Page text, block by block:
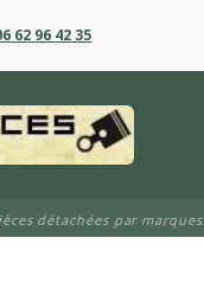
62 96 42 35
détachées par marques